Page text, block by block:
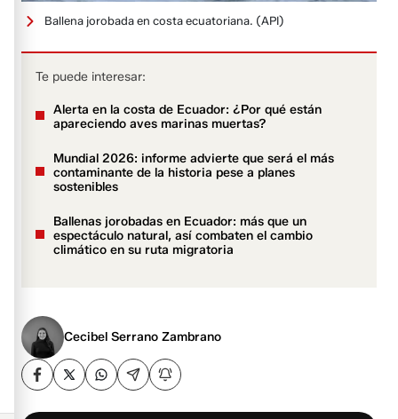
Ballena jorobada en costa ecuatoriana. (API)
Te puede interesar:
Alerta en la costa de Ecuador: ¿Por qué están
apareciendo aves marinas muertas?
Mundial 2026: informe advierte que será el más
contaminante de la historia pese a planes
sostenibles
Ballenas jorobadas en Ecuador: más que un
espectáculo natural, así combaten el cambio
climático en su ruta migratoria
Cecibel Serrano Zambrano